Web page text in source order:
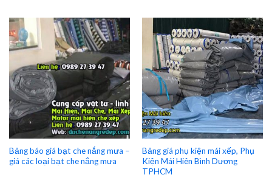
Bảng báo giá bạt che nắng mưa –
giá các loại bạt che nắng mưa
Bảng giá phụ kiện mái xếp, Phụ
Kiện Mái Hiên Bình Dương
TPHCM